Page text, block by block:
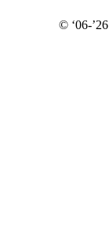
© ‘06-’26